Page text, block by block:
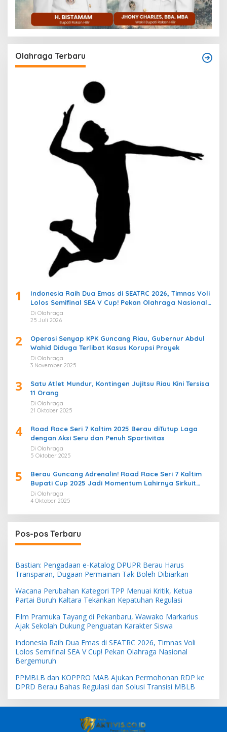
Olahraga Terbaru
1
Indonesia Raih Dua Emas di SEATRC 2026, Timnas Voli
Lolos Semifinal SEA V Cup! Pekan Olahraga Nasional
Bergemuruh
Di Olahraga
25 Juli 2026
2
Operasi Senyap KPK Guncang Riau, Gubernur Abdul
Wahid Diduga Terlibat Kasus Korupsi Proyek
Di Olahraga
3 November 2025
3
Satu Atlet Mundur, Kontingen Jujitsu Riau Kini Tersisa
11 Orang
Di Olahraga
21 Oktober 2025
4
Road Race Seri 7 Kaltim 2025 Berau diTutup Laga
dengan Aksi Seru dan Penuh Sportivitas
Di Olahraga
5 Oktober 2025
5
Berau Guncang Adrenalin! Road Race Seri 7 Kaltim
Bupati Cup 2025 Jadi Momentum Lahirnya Sirkuit
Permanen 2026
Di Olahraga
4 Oktober 2025
Pos-pos Terbaru
Bastian: Pengadaan e-Katalog DPUPR Berau Harus
Transparan, Dugaan Permainan Tak Boleh Dibiarkan
Wacana Perubahan Kategori TPP Menuai Kritik, Ketua
Partai Buruh Kaltara Tekankan Kepatuhan Regulasi
Film Pramuka Tayang di Pekanbaru, Wawako Markarius
Ajak Sekolah Dukung Penguatan Karakter Siswa
Indonesia Raih Dua Emas di SEATRC 2026, Timnas Voli
Lolos Semifinal SEA V Cup! Pekan Olahraga Nasional
Bergemuruh
PPMBLB dan KOPPRO MAB Ajukan Permohonan RDP ke
DPRD Berau Bahas Regulasi dan Solusi Transisi MBLB